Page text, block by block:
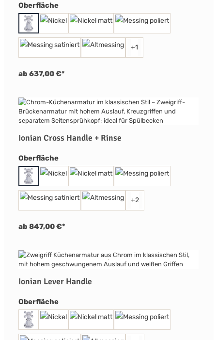
Oberflächeauswählen
+1
ab 637,00 €*
Ionian Cross Handle + Rinse
Oberflächeauswählen
+2
ab 847,00 €*
Ionian Lever Handle
Oberflächeauswählen